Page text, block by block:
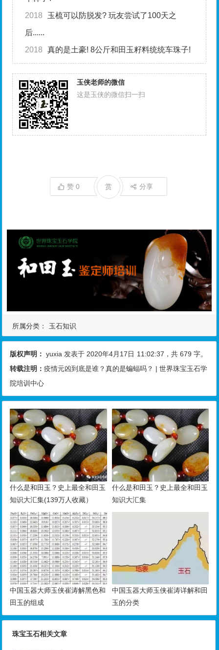
2018 玉梳可以防脱发? 玩友尝试了100天之
后......
2018 真的是土豪! 8公斤和田玉籽料统统车珠子!
玉侠老师的微信
这是玉侠的微信扫一扫
赞0 分享
赏
所属分类： 玉石知识
版权声明： yuxia 发表于 2020年4月17日 11:02:37 ，共 679 字。
转载注明：疫情元凶到底是谁？真的是蝙蝠吗？ | 世界珠宝玉石学
院培训中心
什么是和田玉？史上最全和田玉
知识大汇集(139万人收藏）
什么是和田玉？史上最全和田玉
知识大汇集
中国玉器大师玉侠崔涛解黑色和
田玉的组成
中国玉器大师玉侠崔涛详解和田
玉的分类
珠宝玉石相关文章